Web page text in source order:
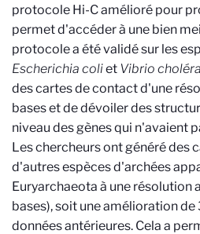
protocole Hi-C amélioré pour
permet d'accéder à une bien
protocole a été validé sur les
Escherichia coliet Vibrio
des cartes de contact d'une
bases et de dévoiler des
niveau des gènes qui n'avaient
Les chercheurs ont généré des
d'autres espèces d'archées
Euryarchaeota à une résolution
bases), soit une amélioration
données antérieures. Cela a